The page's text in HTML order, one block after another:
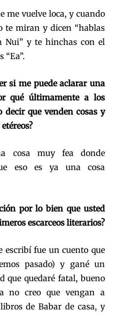
me vuelve loca, y cuando
te miran y dicen “hablas
Nui” y te hinchas con el
“Ea”.
si me puede aclarar una
qué últimamente a los
que venden cosas y
cosa muy fea donde
eso es ya una cosa
por lo bien que usted
escarceos literarios?
fue un cuento que
pasado) y gané un
que quedaré fatal, bueno
no creo que vengan a
de Babar de casa, y